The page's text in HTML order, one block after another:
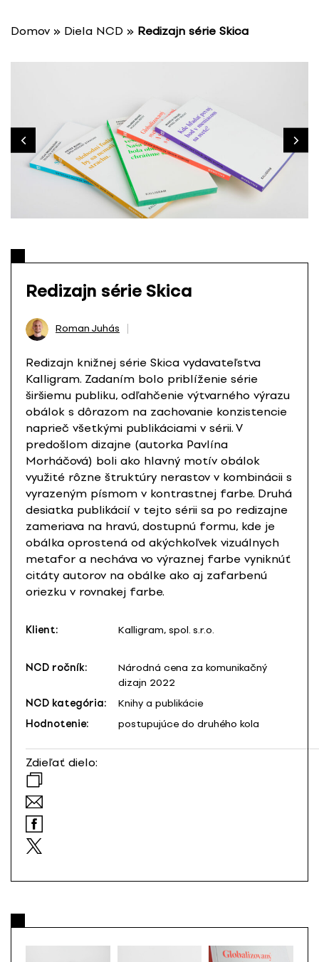
Domov » Diela NCD » Redizajn série Skica
Redizajn série Skica
Roman Juhás
Redizajn knižnej série Skica vydavateľstva
Kalligram. Zadaním bolo priblíženie série
širšiemu publiku, odľahčenie výtvarného výrazu
obálok s dôrazom na zachovanie konzistencie
naprieč všetkými publikáciami v sérii. V
predošlom dizajne (autorka Pavlína
Morháčová) boli ako hlavný motív obálok
využité rôzne štruktúry nerastov v kombinácii s
vyrazeným písmom v kontrastnej farbe. Druhá
desiatka publikácií v tejto sérii sa po redizajne
zameriava na hravú, dostupnú formu, kde je
obálka oprostená od akýchkoľvek vizuálnych
metafor a necháva vo výraznej farbe vyniknúť
citáty autorov na obálke ako aj zafarbenú
oriezku v rovnakej farbe.
Klient: Kalligram, spol. s.r.o.
NCD ročník:
Národná cena za komunikačný
dizajn 2022
NCD kategória:
Knihy a publikácie
Hodnotenie:
postupujúce do druhého kola
Zdieľať dielo: